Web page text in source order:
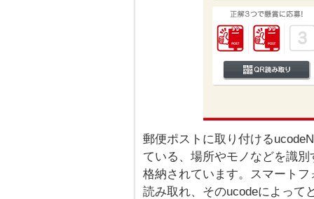
郵便ポストに取り付ける
ている、場所やモノなどを識
格納されています。スマート
読み取れ、そのucodeによって